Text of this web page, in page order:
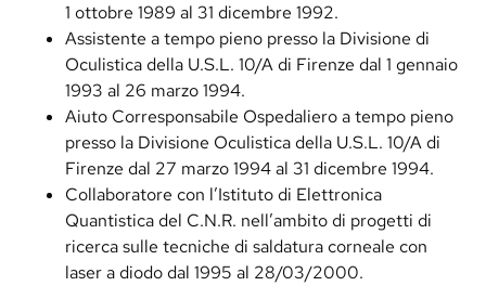
1 ottobre 1989 al 31 dicembre 1992.
Assistente a tempo pieno presso la Divisione di
Oculistica della U.S.L. 10/A di Firenze dal 1 gennaio
1993 al 26 marzo 1994.
Aiuto Corresponsabile Ospedaliero a tempo pieno
presso la Divisione Oculistica della U.S.L. 10/A di
Firenze dal 27 marzo 1994 al 31 dicembre 1994.
Collaboratore con l’Istituto di Elettronica
Quantistica del C.N.R. nell’ambito di progetti di
ricerca sulle tecniche di saldatura corneale con
laser a diodo dal 1995 al 28/03/2000.